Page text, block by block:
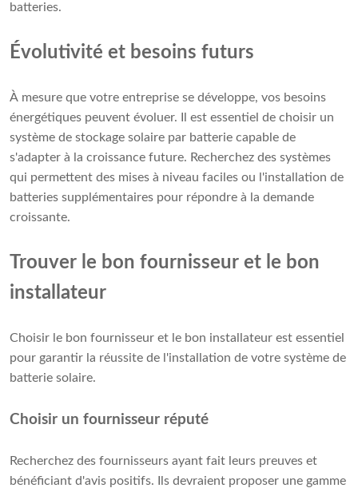
batteries.
Évolutivité et besoins futurs
À mesure que votre entreprise se développe, vos besoins
énergétiques peuvent évoluer. Il est essentiel de choisir un
système de stockage solaire par batterie capable de
s'adapter à la croissance future. Recherchez des systèmes
qui permettent des mises à niveau faciles ou l'installation de
batteries supplémentaires pour répondre à la demande
croissante.
Trouver le bon fournisseur et le bon
installateur
Choisir le bon fournisseur et le bon installateur est essentiel
pour garantir la réussite de l'installation de votre système de
batterie solaire.
Choisir un fournisseur réputé
Recherchez des fournisseurs ayant fait leurs preuves et
bénéficiant d'avis positifs. Ils devraient proposer une gamme